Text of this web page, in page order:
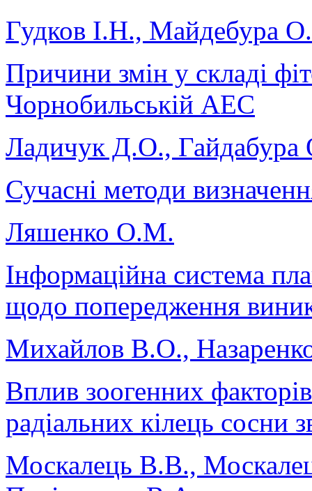
Гудков І.Н., Майдебура
Причини змін у складі
Чорнобильській АЕС
Ладичук Д.О.,
Сучасні методи
Ляшенко О.М.
Інформаційна система
щодо попередження
Михайлов В.О.,
Вплив зоогенних
радіальних кілець сосни
Москалець В.В.,